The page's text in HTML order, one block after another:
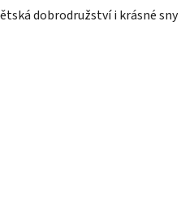
dobrodružství i krásné sny